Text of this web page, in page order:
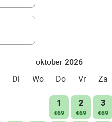
oktober 2026
Di Wo Do Vr Za
1
€69
2
€69
3
€69